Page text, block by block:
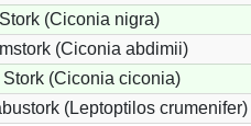
(Ciconia nigra)
(Ciconia abdimii)
Stork (Ciconia ciconia)
(Leptoptilos crumenifer)